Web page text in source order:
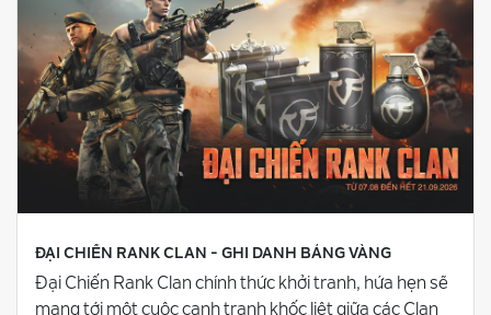
ĐẠI CHIẾN RANK CLAN - GHI DANH BẢNG VÀNG
Đại Chiến Rank Clan chính thức khởi tranh, hứa hẹn sẽ
mang tới một cuộc canh tranh khốc liệt giữa các Clan